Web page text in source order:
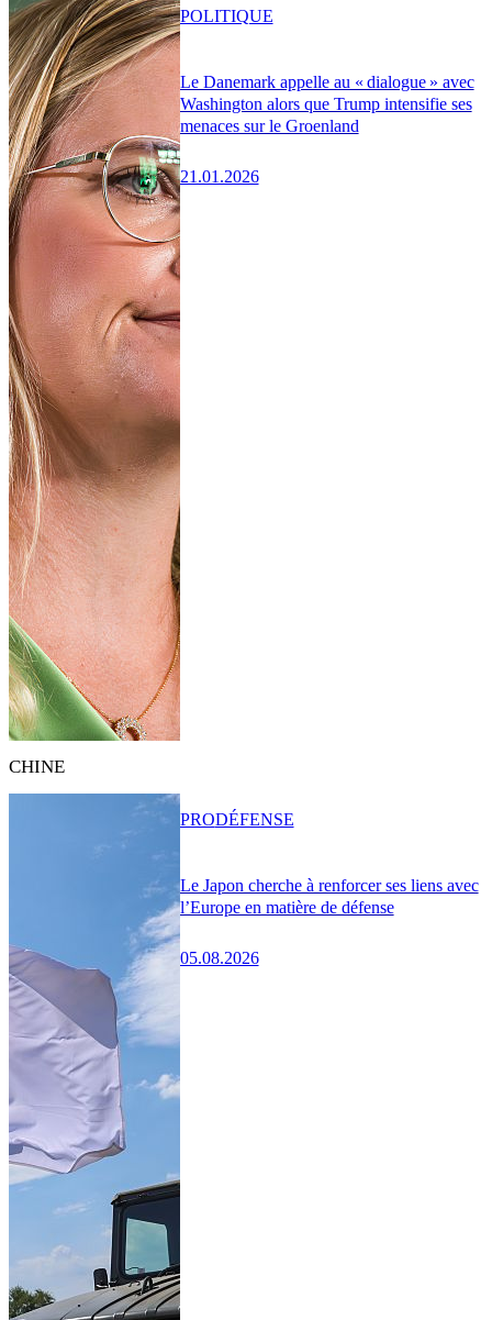
Le Danemark appelle au « dialogue » avec
Washington alors que Trump intensifie ses
menaces sur le Groenland
21.01.2026
POLITIQUE
CHINE
Le Japon cherche à renforcer ses liens avec
l’Europe en matière de défense
05.08.2026
PRODÉFENSE